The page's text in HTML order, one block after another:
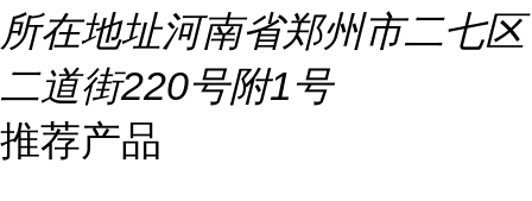
所在地址河南省郑州市二七区
二道街220号附1号
推荐产品